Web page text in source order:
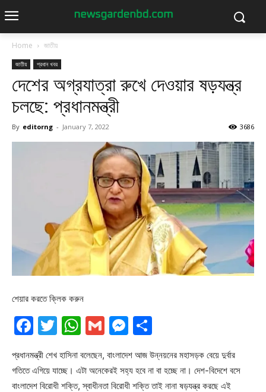
Home জাতীয়
জাতীয় প্রধান খবর
দেশের অগ্রযাত্রা রুখে দেওয়ার ষড়যন্ত্র
চলছে: প্রধানমন্ত্রী
By editorng - January 7, 2022 3686
শেয়ার করতে ক্লিক করুন
Facebook
Twitter
WhatsApp
GmailMessenger
প্রধানমন্ত্রী শেখ হাসিনা বলেছেন, বাংলাদেশ আজ উন্নয়নের মহাসড়ক বেয়ে দুর্বার
গতিতে এগিয়ে যাচ্ছে। এটা অনেকেরই সহ্য হবে না বা হচ্ছে না। দেশ-বিদেশে বসে
বাংলাদেশ বিরোধী শক্তি, স্বাধীনতা বিরোধী শক্তি তাই নানা ষড়যন্ত্র করছে এই